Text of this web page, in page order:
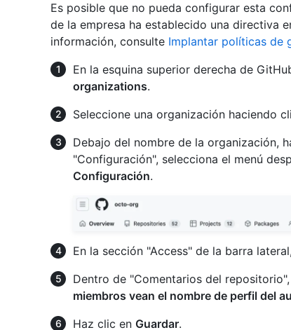
Es posible que no pueda configurar esta
de la empresa ha establecido una directiva
información, consulte Implantar políticas de
En la esquina superior derecha de
organizations.
Seleccione una organización haciendo
Debajo del nombre de la organización,
"Configuración", selecciona el menú
Configuración.
En la sección "Access" de la barra
Dentro de "Comentarios del
miembros vean el nombre de perfil del
Haz clic en Guardar.